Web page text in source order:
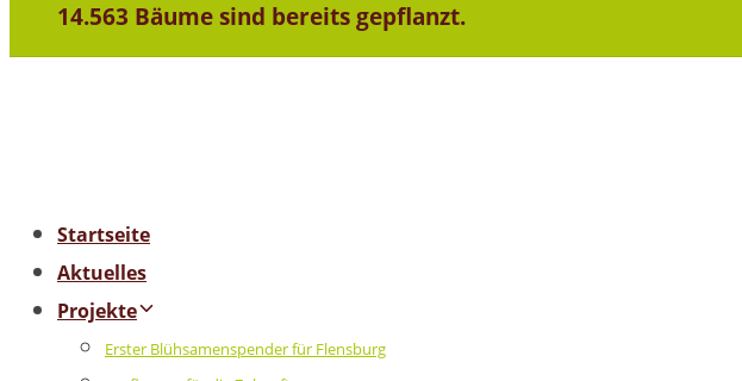
14.563 Bäume sind bereits gepflanzt.
Startseite
Aktuelles
Projekte
Erster Blühsamenspender für Flensburg